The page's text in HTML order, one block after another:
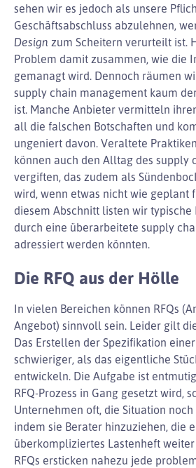
sehen wir es jedoch als unsere
Geschäftsabschluss abzulehnen,
Design zum Scheitern verurteilt ist.
Problem damit zusammen, wie die
gemanagt wird. Dennoch räumen
supply chain management kaum
ist. Manche Anbieter vermitteln
all die falschen Botschaften und
ungeniert davon. Veraltete
können auch den Alltag des supply
vergiften, das zudem als
wird, wenn etwas nicht wie geplant
diesem Abschnitt listen wir typische
durch eine überarbeitete supply
adressiert werden könnten.
Die RFQ aus der Hölle
In vielen Bereichen können RFQs
Angebot) sinnvoll sein. Leider gilt
Das Erstellen der Spezifikation
schwieriger, als das eigentliche
entwickeln. Die Aufgabe ist
RFQ-Prozess in Gang gesetzt wird,
Unternehmen oft, die Situation
indem sie Berater hinzuziehen, die
überkompliziertes Lastenheft
RFQs ersticken nahezu jede